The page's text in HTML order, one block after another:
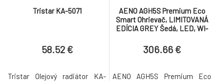
Tristar KA-5071
58.52 €
Tristar Olejový radiátor KA-
AENO AGH5S Premium Eco
Smart Ohrievač, LIMITOVANÁ
EDÍCIA GREY Šedá, LED, WI-
306.66 €
AENO AGH5S Premium Eco